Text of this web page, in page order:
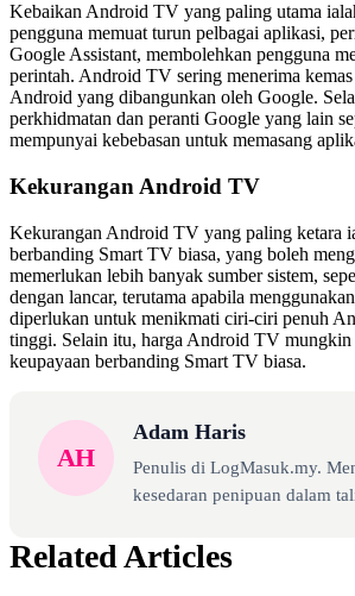
Kebaikan Android TV yang paling utama
pengguna memuat turun pelbagai aplikasi,
Google Assistant, membolehkan pengguna
perintah. Android TV sering menerima
Android yang dibangunkan oleh Google.
perkhidmatan dan peranti Google yang lain
mempunyai kebebasan untuk memasang
Kekurangan Android TV
Kekurangan Android TV yang paling ketara
berbanding Smart TV biasa, yang boleh
memerlukan lebih banyak sumber sistem,
dengan lancar, terutama apabila
diperlukan untuk menikmati ciri-ciri penuh
tinggi. Selain itu, harga Android TV
keupayaan berbanding Smart TV biasa.
AH
Adam Haris
Penulis di LogMasuk.my.
kesedaran penipuan dalam
Related Articles